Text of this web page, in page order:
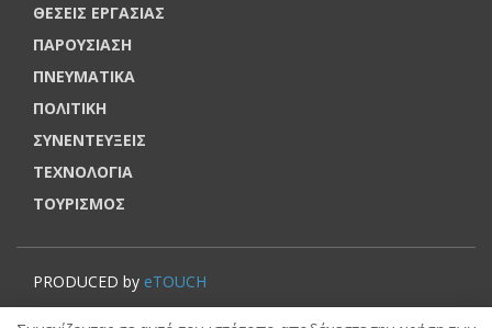
ΘΕΣΕΙΣ ΕΡΓΑΣΙΑΣ
ΠΑΡΟΥΣΙΑΣΗ
ΠΝΕΥΜΑΤΙΚΑ
ΠΟΛΙΤΙΚΗ
ΣΥΝΕΝΤΕΥΞΕΙΣ
ΤΕΧΝΟΛΟΓΙΑ
ΤΟΥΡΙΣΜΟΣ
PRODUCED by eTOUCH
© VOUCHERERGASIA.GR, 2022 | All rights reserved.